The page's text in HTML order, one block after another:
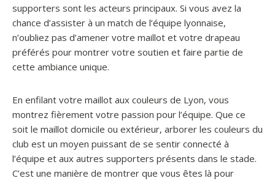
supporters sont les acteurs principaux. Si vous avez la
chance d’assister à un match de l’équipe lyonnaise,
n’oubliez pas d’amener votre maillot et votre drapeau
préférés pour montrer votre soutien et faire partie de
cette ambiance unique.
En enfilant votre maillot aux couleurs de Lyon, vous
montrez fièrement votre passion pour l’équipe. Que ce
soit le maillot domicile ou extérieur, arborer les couleurs du
club est un moyen puissant de se sentir connecté à
l’équipe et aux autres supporters présents dans le stade.
C’est une manière de montrer que vous êtes là pour